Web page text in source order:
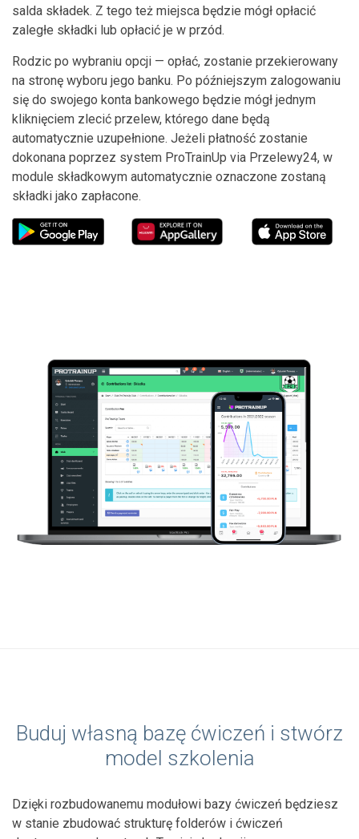
salda składek. Z tego też miejsca będzie mógł opłacić
zaległe składki lub opłacić je w przód.
Rodzic po wybraniu opcji — opłać, zostanie przekierowany
na stronę wyboru jego banku. Po późniejszym zalogowaniu
się do swojego konta bankowego będzie mógł jednym
kliknięciem zlecić przelew, którego dane będą
automatycznie uzupełnione. Jeżeli płatność zostanie
dokonana poprzez system ProTrainUp via Przelewy24, w
module składkowym automatycznie oznaczone zostaną
składki jako zapłacone.
Buduj własną bazę ćwiczeń i stwórz
model szkolenia
Dzięki rozbudowanemu modułowi bazy ćwiczeń będziesz
w stanie zbudować strukturę folderów i ćwiczeń